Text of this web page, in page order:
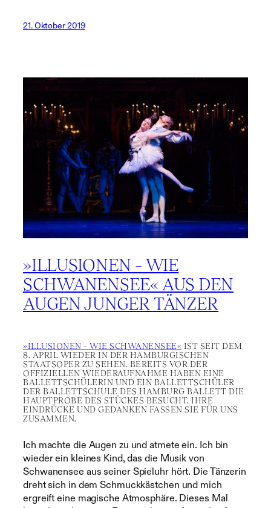
21. Oktober 2019
»ILLUSIONEN – WIE
SCHWANENSEE« AUS DEN
AUGEN JUNGER TÄNZER
»ILLUSIONEN – WIE SCHWANENSEE« IST SEIT DEM
8. APRIL WIEDER IN DER HAMBURGISCHEN
STAATSOPER ZU SEHEN. BEREITS VOR DER
OFFIZIELLEN WIEDERAUFNAHME HABEN EINE
BALLETTSCHÜLERIN UND EIN BALLETTSCHÜLER
DER BALLETTSCHULE DES HAMBURG BALLETT DIE
HAUPTPROBE DES STÜCKES BESUCHT. IHRE
EINDRÜCKE UND GEDANKEN FASSEN SIE FÜR UNS
ZUSAMMEN.
Ich machte die Augen zu und atmete ein. Ich bin
wieder ein kleines Kind, das die Musik von
Schwanensee aus seiner Spieluhr hört. Die Tänzerin
dreht sich in dem Schmuckkästchen und mich
ergreift eine magische Atmosphäre. Dieses Mal